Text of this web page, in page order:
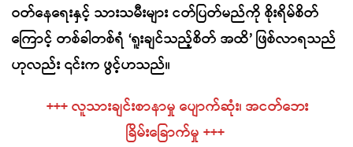
ဝတ်နေရေးနှင့် သားသမီးများ ငတ်ပြတ်မည်ကို စိုးရိမ်စိတ်
ကြောင့် တစ်ခါတစ်ရံ ‘ရူးချင်သည့်စိတ် အထိ’ ဖြစ်လာရသည်
ဟုလည်း ၎င်းက ဖွင့်ဟသည်။
+++ လူသားချင်းစာနာမှု ပျောက်ဆုံး၊ အငတ်ဘေး
ခြိမ်းခြောက်မှု +++